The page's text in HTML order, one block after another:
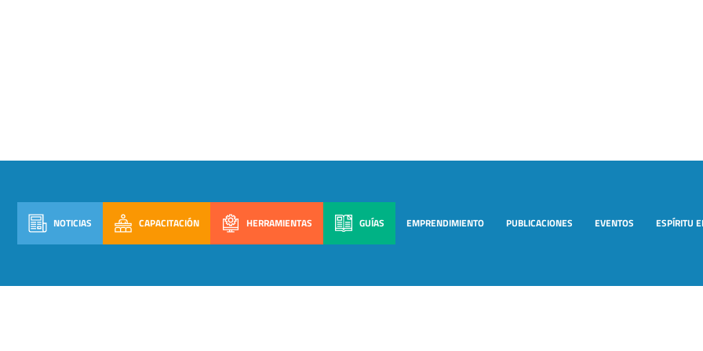
NOTICIAS CAPACITACIÓN HERRAMIENTAS GUÍAS EMPRENDIMIENTO PUBLICACIONES EVENTOS ESPÍRITU